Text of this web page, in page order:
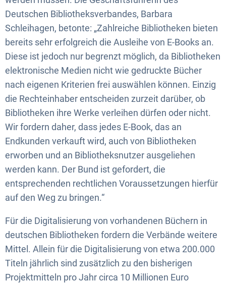
Deutschen Bibliotheksverbandes, Barbara
Schleihagen, betonte: „Zahlreiche Bibliotheken bieten
bereits sehr erfolgreich die Ausleihe von E-Books an.
Diese ist jedoch nur begrenzt möglich, da Bibliotheken
elektronische Medien nicht wie gedruckte Bücher
nach eigenen Kriterien frei auswählen können. Einzig
die Rechteinhaber entscheiden zurzeit darüber, ob
Bibliotheken ihre Werke verleihen dürfen oder nicht.
Wir fordern daher, dass jedes E-Book, das an
Endkunden verkauft wird, auch von Bibliotheken
erworben und an Bibliotheksnutzer ausgeliehen
werden kann. Der Bund ist gefordert, die
entsprechenden rechtlichen Voraussetzungen hierfür
auf den Weg zu bringen.“
Für die Digitalisierung von vorhandenen Büchern in
deutschen Bibliotheken fordern die Verbände weitere
Mittel. Allein für die Digitalisierung von etwa 200.000
Titeln jährlich sind zusätzlich zu den bisherigen
Projektmitteln pro Jahr circa 10 Millionen Euro